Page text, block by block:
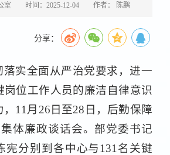
室 时间：2025-12-04 作者： 陈鹏
分享：
落实全面从严治党要求，进一
岗位工作人员的廉洁自律意识
11月26日至28日，后勤保障
体廉政谈话会。部党委书记
宪分别到各中心与131名关键